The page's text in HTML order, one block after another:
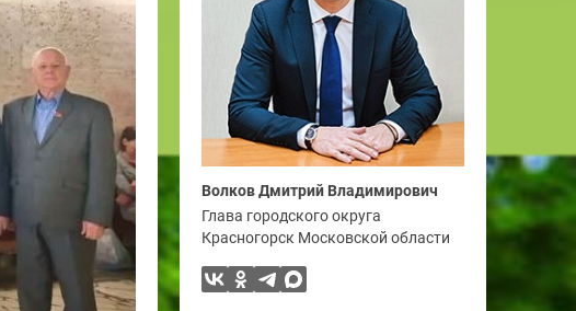
Волков Дмитрий Владимирович
Глава городского округа
Красногорск Московской области